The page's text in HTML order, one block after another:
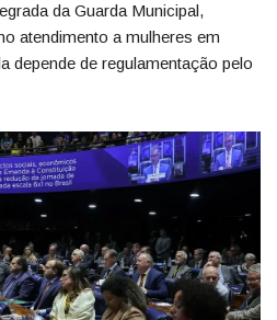
da Guarda Municipal,
atendimento a mulheres em
depende de regulamentação pelo